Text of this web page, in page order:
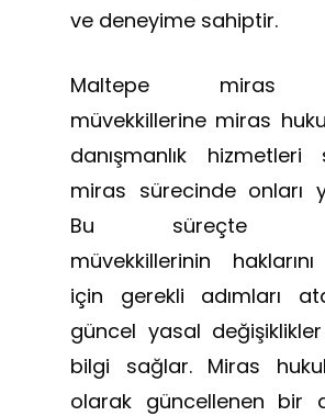
ve deneyime sahiptir.
Maltepe miras
müvekkillerine miras
danışmanlık
miras sürecinde onları
Bu süreçte
müvekkillerinin
için gerekli adımları
güncel yasal değişiklikler
bilgi sağlar. Miras
olarak güncellenen bir